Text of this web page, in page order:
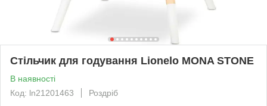
Стільчик для годування Lionelo MONA STONE
В наявності
Код: ln21201463
Роздріб